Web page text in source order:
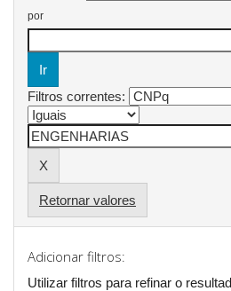
por
Filtros correntes:
Retornar valores
Adicionar filtros:
Utilizar filtros para refinar o